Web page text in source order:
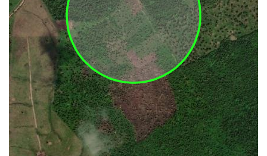
Municipais
Hidrografia
1:1.000.000
(ANA)
Biomas
(IBGE)
Vegetação
(IBGE)
Rodovias
(IBGE)